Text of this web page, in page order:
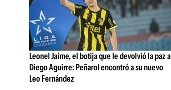
Leonel Jaime, el botija que le devolvió la paz a
Diego Aguirre: Peñarol encontró a su nuevo
Leo Fernández